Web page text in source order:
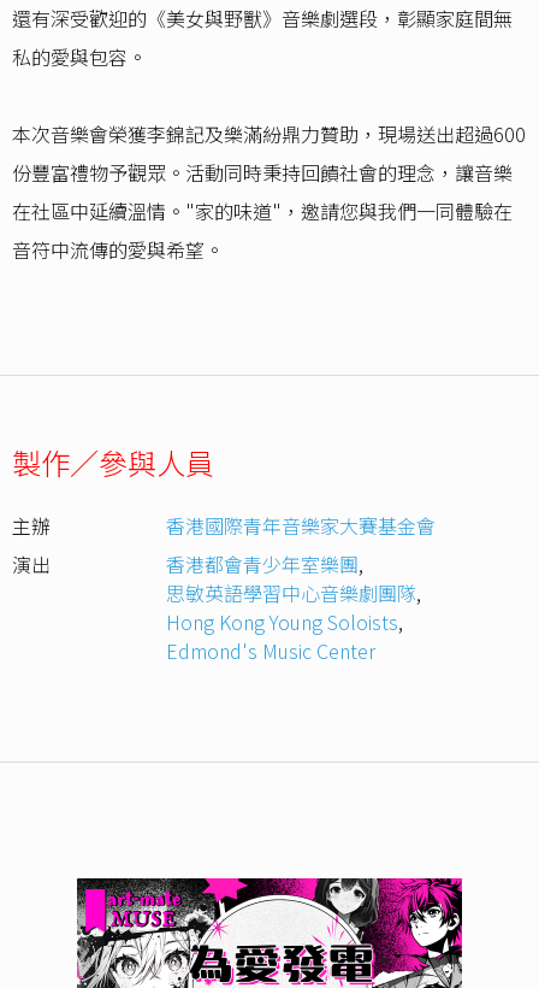
還有深受歡迎的《美女與野獸》音樂劇選段，彰顯家庭間無
私的愛與包容。
本次音樂會榮獲李錦記及樂滿紛鼎力贊助，現場送出超過600
份豐富禮物予觀眾。活動同時秉持回饋社會的理念，讓音樂
在社區中延續溫情。"家的味道"，邀請您與我們一同體驗在
音符中流傳的愛與希望。
製作／參與人員
主辦
香港國際青年音樂家大賽基金會
演出
香港都會青少年室樂團,
思敏英語學習中心音樂劇團隊,
Hong Kong Young Soloists,
Edmond's Music Center